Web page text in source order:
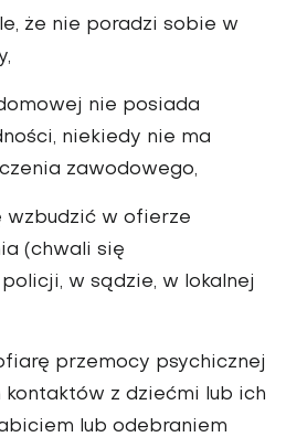
że nie poradzi sobie w
nie posiada
niekiedy nie ma
zawodowego,
wzbudzić w ofierze
(chwali się
w sądzie, w lokalnej
przemocy psychicznej
z dziećmi lub ich
lub odebraniem